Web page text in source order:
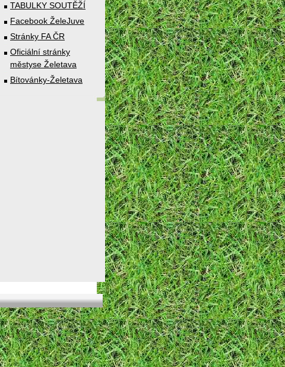
TABULKY SOUTĚŽÍ
Facebook ŽeleJuve
Stránky FA ČR
Oficiální stránky
městyse Želetava
Bítovánky-Želetava